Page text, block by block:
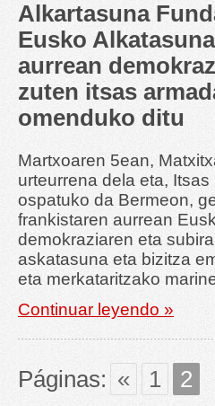
Alkartasuna
Eusko
aurrean
zuten itsas
omenduko ditu
Martxoaren 5ean,
urteurrena dela eta,
ospatuko da Bermeon,
frankistaren aurrean
demokraziaren eta
askatasuna eta bizitza
eta merkataritzako
Continuar leyendo »
Páginas: « 1 2